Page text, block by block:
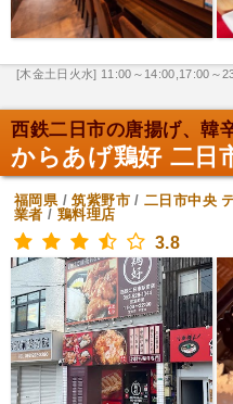
[木金土日火水] 11:00～14:00,17:00～
西鉄二日市の唐揚げ、韓
からあげ鶏好 二日
福岡県/筑紫野市/二日市中央
業者 / 鶏料理店
3.8